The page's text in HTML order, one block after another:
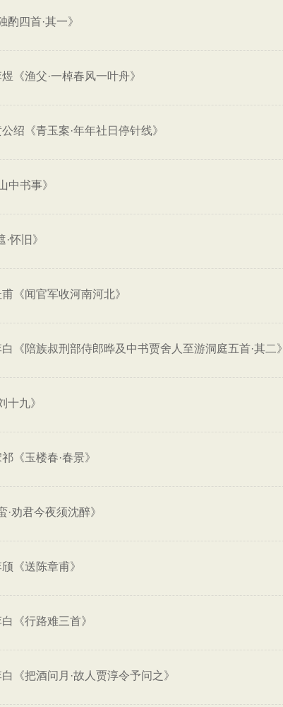
酌四首·其一》
《渔父·一棹春风一叶舟》
绍《青玉案·年年社日停针线》
中书事》
怀旧》
《闻官军收河南河北》
《陪族叔刑部侍郎晔及中书贾舍人至游洞庭五首·其二》
十九》
《玉楼春·春景》
·劝君今夜须沈醉》
《送陈章甫》
《行路难三首》
《把酒问月·故人贾淳令予问之》